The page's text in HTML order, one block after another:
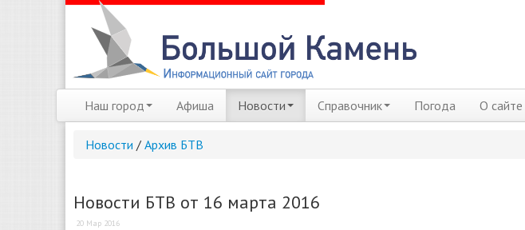
Наш город Афиша Новости Справочник Погода О сайте
Новости / Архив БТВ
Новости БТВ от 16 марта 2016
20 Мар 2016